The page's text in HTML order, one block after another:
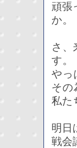
頑張
か。
さ、
す。
やっ
その
私た
明日
戦会